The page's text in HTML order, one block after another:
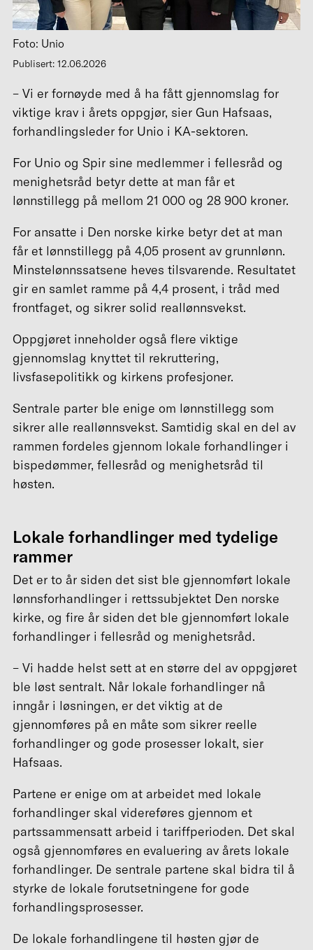
Foto: Unio
Publisert: 12.06.2026
– Vi er fornøyde med å ha fått gjennomslag for
viktige krav i årets oppgjør, sier Gun Hafsaas,
forhandlingsleder for Unio i KA-sektoren.
For Unio og Spir sine medlemmer i fellesråd og
menighetsråd betyr dette at man får et
lønnstillegg på mellom 21 000 og 28 900 kroner.
For ansatte i Den norske kirke betyr det at man
får et lønnstillegg på 4,05 prosent av grunnlønn.
Minstelønnssatsene heves tilsvarende. Resultatet
gir en samlet ramme på 4,4 prosent, i tråd med
frontfaget, og sikrer solid reallønnsvekst.
Oppgjøret inneholder også flere viktige
gjennomslag knyttet til rekruttering,
livsfasepolitikk og kirkens profesjoner.
Sentrale parter ble enige om lønnstillegg som
sikrer alle reallønnsvekst. Samtidig skal en del av
rammen fordeles gjennom lokale forhandlinger i
bispedømmer, fellesråd og menighetsråd til
høsten.
Lokale forhandlinger med tydelige
rammer
Det er to år siden det sist ble gjennomført lokale
lønnsforhandlinger i rettssubjektet Den norske
kirke, og fire år siden det ble gjennomført lokale
forhandlinger i fellesråd og menighetsråd.
– Vi hadde helst sett at en større del av oppgjøret
ble løst sentralt. Når lokale forhandlinger nå
inngår i løsningen, er det viktig at de
gjennomføres på en måte som sikrer reelle
forhandlinger og gode prosesser lokalt, sier
Hafsaas.
Partene er enige om at arbeidet med lokale
forhandlinger skal videreføres gjennom et
partssammensatt arbeid i tariffperioden. Det skal
også gjennomføres en evaluering av årets lokale
forhandlinger. De sentrale partene skal bidra til å
styrke de lokale forutsetningene for gode
forhandlingsprosesser.
De lokale forhandlingene til høsten gjør de